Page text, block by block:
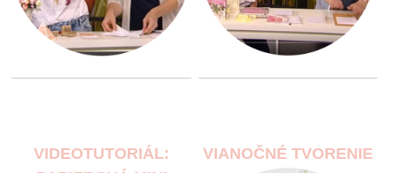
VIDEOTUTORIÁL:
VIANOČNÉ TVORENIE